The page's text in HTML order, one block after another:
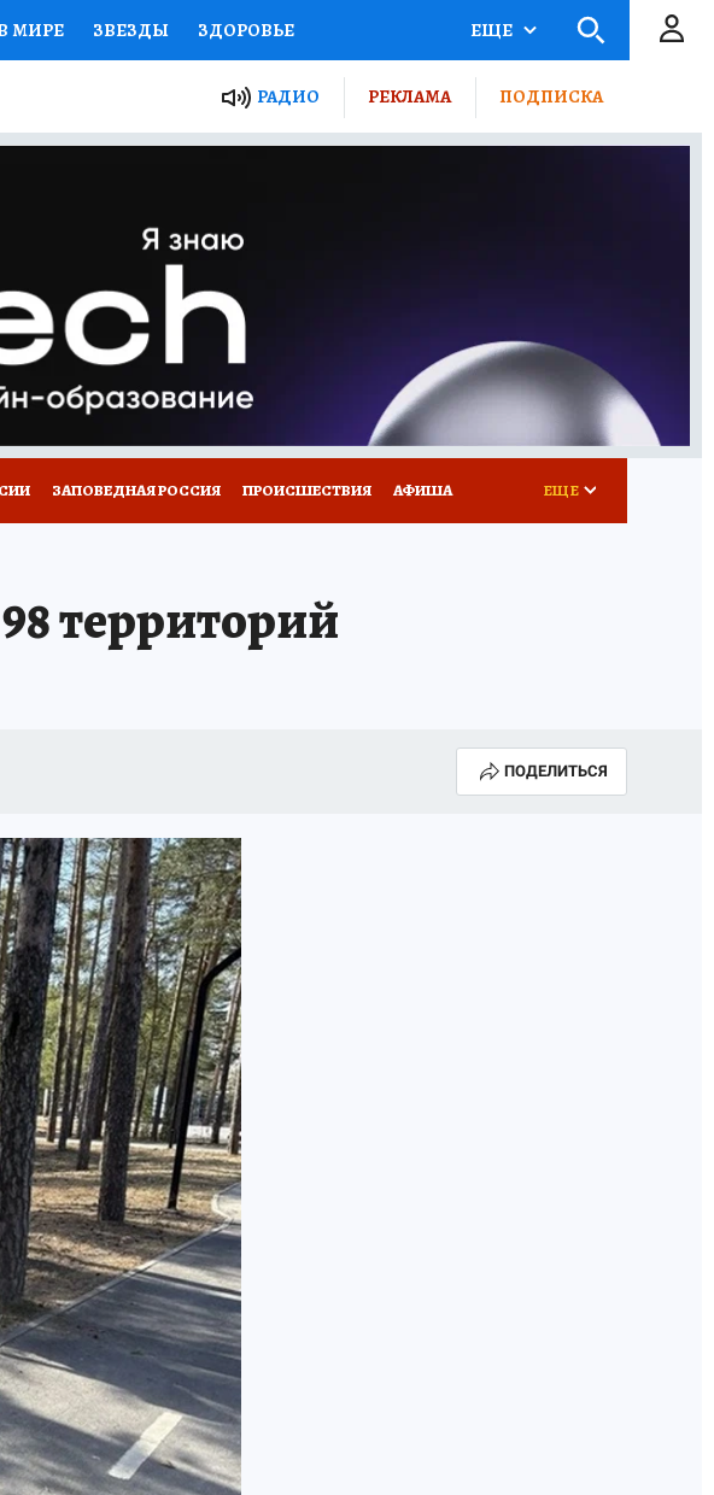
МИРЕ ЗВЕЗДЫ ЗДОРОВЬЕ
ПРОЕКТЫ РОССИИ
ЖЕНСКИЕ СЕКРЕТЫ ПУТЕВОДИТЕЛЬ
ГИД ПОТРЕБИТЕЛЯ
ЕЩЕ
РАДИО РЕКЛАМА ПОДПИСКА
ЗАПОВЕДНАЯ РОССИЯ ПРОИСШЕСТВИЯ АФИША ЕЩЕ
территорий
ПОДЕЛИТЬСЯ